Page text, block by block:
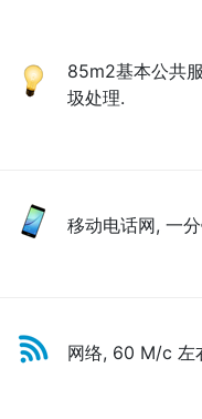
85m2基本公共
圾处理.
移动电话网, 一
网络, 60 M/c 左